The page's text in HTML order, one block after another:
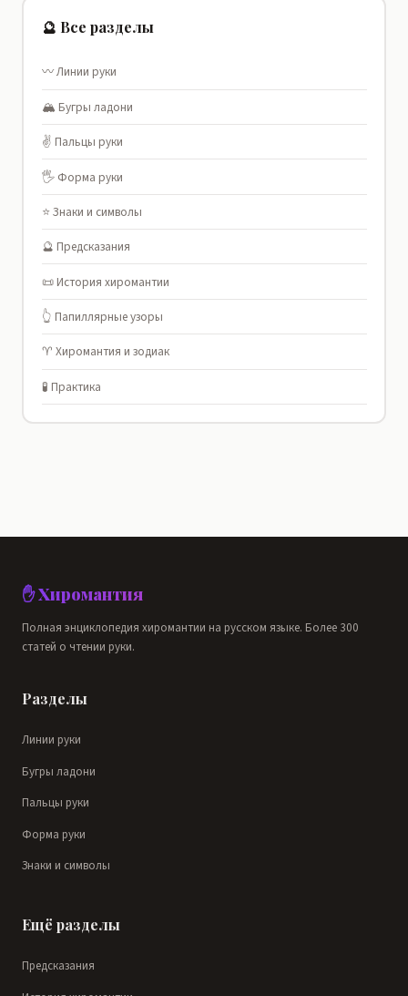
🔮 Все разделы
〰️ Линии руки
🏔️ Бугры ладони
✌️ Пальцы руки
🖐️ Форма руки
⭐ Знаки и символы
🔮 Предсказания
📜 История хиромантии
👆 Папиллярные узоры
♈ Хиромантия и зодиак
🧪 Практика
✋ Хиромантия
Полная энциклопедия хиромантии на русском языке. Более 300
статей о чтении руки.
Разделы
Линии руки
Бугры ладони
Пальцы руки
Форма руки
Знаки и символы
Ещё разделы
Предсказания